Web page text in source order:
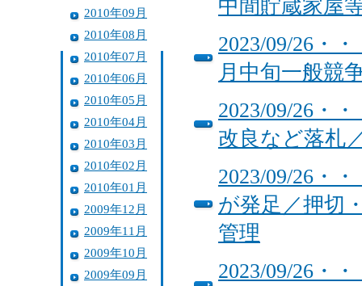
2010年09月
2010年08月
2010年07月
2010年06月
2010年05月
2010年04月
2010年03月
2010年02月
2010年01月
2009年12月
2009年11月
2009年10月
2009年09月
中間貯蔵家屋
2023/09/26・
月中旬一般競
2023/09/26・
改良など落札
2023/09/26・
が発足／押切
管理
2023/09/26・